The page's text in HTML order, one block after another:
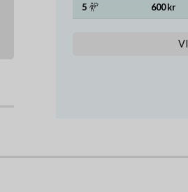
5
600 kr